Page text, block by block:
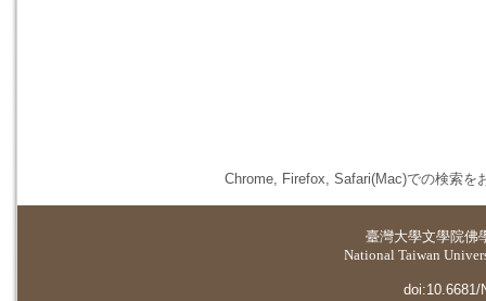
Chrome, Firefox, Safari(Mac)での検索を
臺灣大學文學院佛
National Taiwan
doi:10.6681/